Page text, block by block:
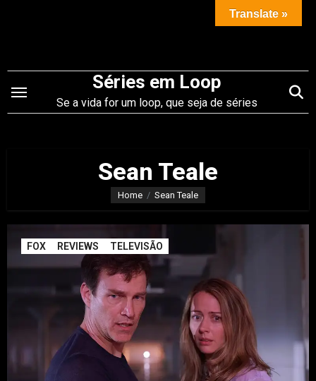
conteúdo
Séries em Loop
Se a vida for um loop, que seja de séries
Sean Teale
Home Sean Teale
FOX REVIEWS TELEVISÃO
Translate »